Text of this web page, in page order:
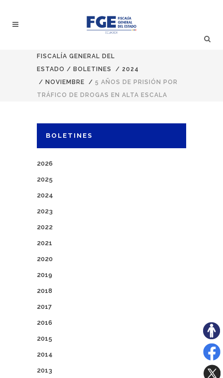
FISCALÍA GENERAL DEL
ESTADO / BOLETINES / 2024
/ NOVIEMBRE / 5 AÑOS DE PRISIÓN POR
TRÁFICO DE DROGAS EN ALTA ESCALA
BOLETINES
2026
2025
2024
2023
2022
2021
2020
2019
2018
2017
2016
2015
2014
2013